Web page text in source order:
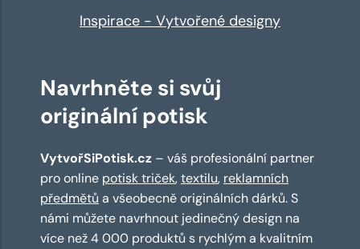
Inspirace - Vytvořené designy
Navrhněte si svůj
originální potisk
VytvořSiPotisk.cz – váš profesionální partner
pro online potisk triček,textilu, reklamních
předmětů a všeobecně originálních dárků. S
námi můžete navrhnout jedinečný design na
více než 4 000 produktů s rychlým a kvalitním